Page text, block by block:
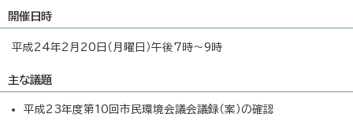
開催日時
平成24年2月20日（月曜日）午後7時～9時
主な議題
平成23年度第10回市民環境会議会議録（案）の確認